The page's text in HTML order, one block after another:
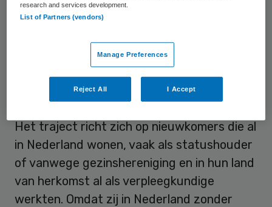
Het traject richt zich op nieuwkomers die al
in Nederland wonen, vaak als statushouder
of vanwege gezinshereniging en in hun land
van herkomst al als verpleegkundige
werkten. Omdat zij in Nederland zonder
research and services development.
List of Partners (vendors)
Manage Preferences
Reject All I Accept